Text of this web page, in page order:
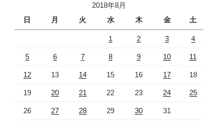
2018年8月
日
月 火 水 木 金 土
1 2 3 4
5 6 7 8 9 10 11
12 13 14 15 16 17 18
19 20 21 22 23 24 25
26 27 28 29 30 31